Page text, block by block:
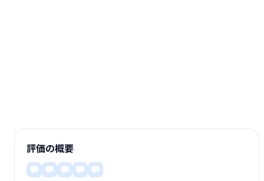
評価の概要